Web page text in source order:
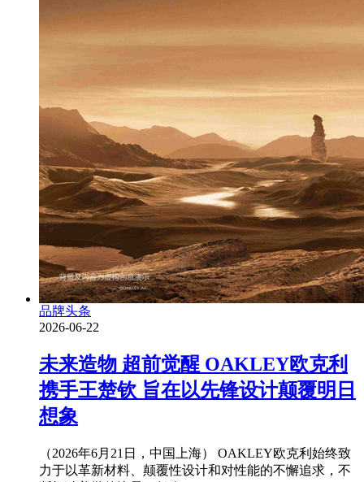
品牌头条
2026-06-22
未来造物 超前觉醒 OAKLEY欧克利
携手王楚钦 旨在以先锋设计颠覆明日
想象
（2026年6月21日，中国上海） OAKLEY欧克利始终致
力于以革新材料、颠覆性设计和对性能的不懈追求，不